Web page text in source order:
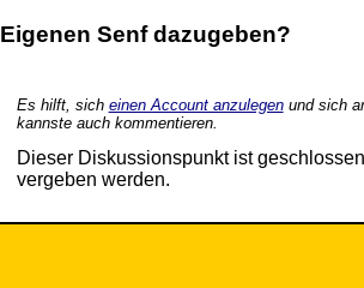
Eigenen Senf dazugeben?
Es hilft, sich einen Account anzulegenund sich
kannste auch kommentieren.
Dieser Diskussionspunkt ist
vergeben werden.